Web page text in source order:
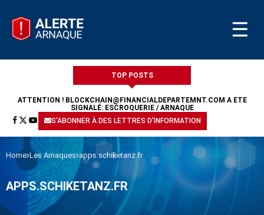
☰
TOP POSTS
ATTENTION ! BLOCKCHAIN@FINANCIALDEPARTEMNT.COM A ÉTÉ
SIGNALÉ: ESCROQUERIE / ARNAQUE
S'ABONNER À DES LETTRES D'INFORMATION
Home Les Arnaques apps.schiketanz.fr
APPS.SCHIKETANZ.FR